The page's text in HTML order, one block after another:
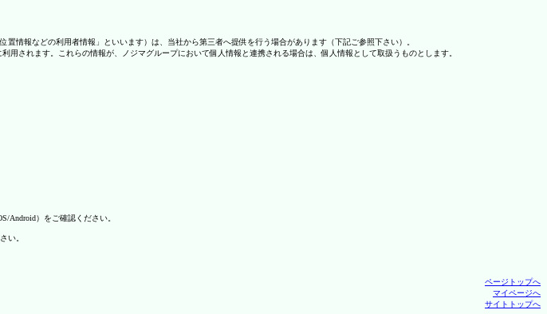
情報などの利用者情報」といいます）は、当社から第三者へ提供を行う場合があります（下記ご参照下さい）。
されます。これらの情報が、ノジマグループにおいて個人情報と連携される場合は、個人情報として取扱うものとします。
Android）をご確認ください。
い。
ページトップへ
マイページへ
サイトトップへ